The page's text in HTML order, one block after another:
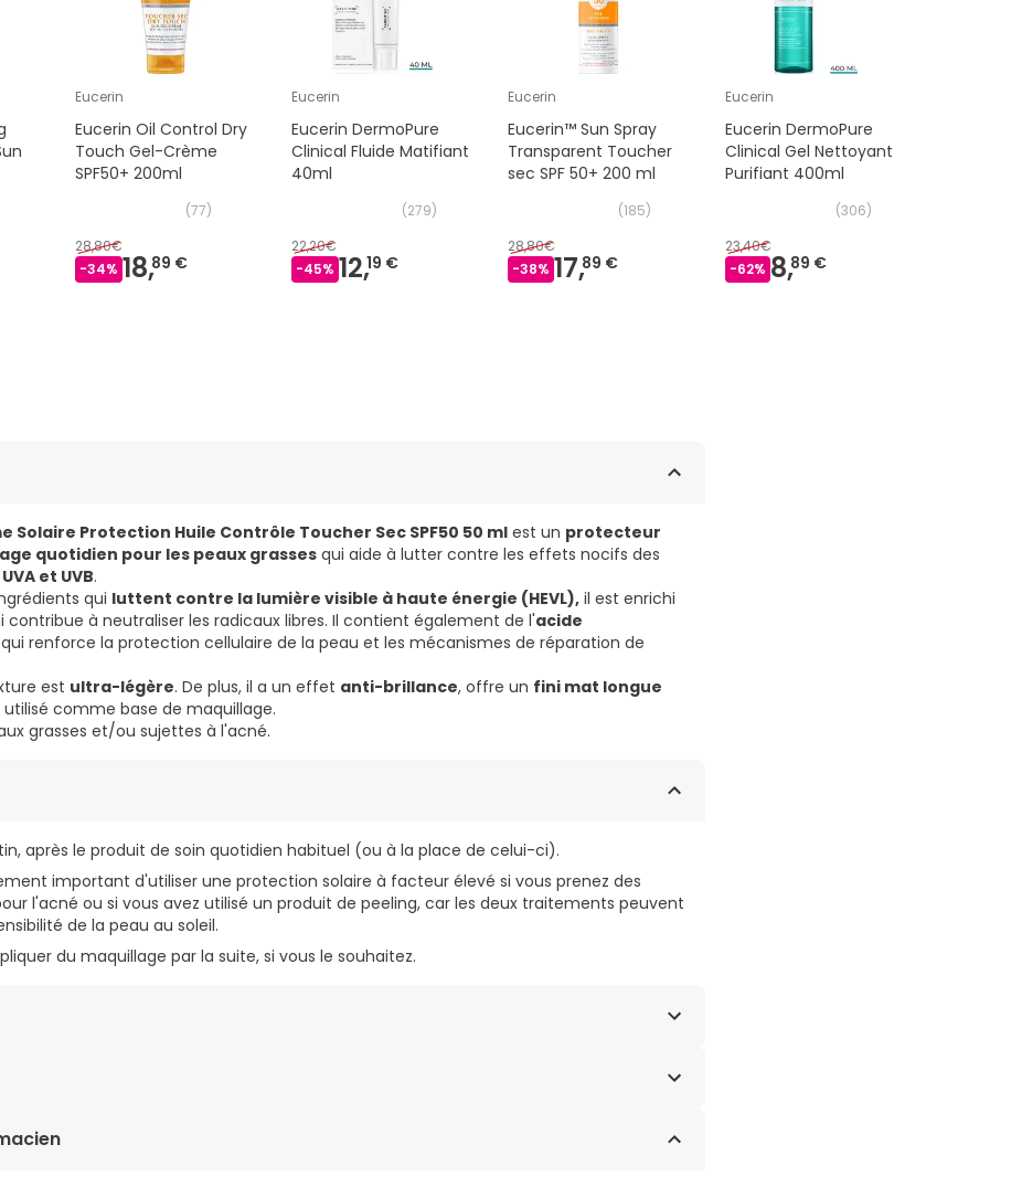
Eucerin
Eucerin Oil Control Dry
Touch Gel-Crème
SPF50+ 200ml
(77)
28,80€
-34% 18,89 €
Eucerin
Eucerin DermoPure
Clinical Fluide Matifiant
40ml
(279)
22,20€
-45% 12,19 €
Eucerin
Eucerin™ Sun Spray
Transparent Toucher
sec SPF 50+ 200 ml
(185)
28,80€
-38% 17,89 €
Eucerin
Eucerin DermoPure
Clinical Gel Nettoyant
Purifiant 400ml
(306)
23,40€
-62% 8,89 €
Solaire Protection Huile Contrôle Toucher Sec SPF50 50 ml est un protecteur
quotidien pour les peaux grasses qui aide à lutter contre les effets nocifs des
et UVB.
qui luttent contre la lumière visible à haute énergie (HEVL), il est enrichi
contribue à neutraliser les radicaux libres. Il contient également de l'acide
renforce la protection cellulaire de la peau et les mécanismes de réparation de
est ultra-légère. De plus, il a un effet anti-brillance, offre un fini mat longue
comme base de maquillage.
grasses et/ou sujettes à l'acné.
après le produit de soin quotidien habituel (ou à la place de celui-ci).
important d'utiliser une protection solaire à facteur élevé si vous prenez des
l'acné ou si vous avez utilisé un produit de peeling, car les deux traitements peuvent
de la peau au soleil.
du maquillage par la suite, si vous le souhaitez.
BUTYL METHOXYDIBENZOYLMETHANE, ETHYLHEXYL
GLYCYRRHETINIC ACID, GLYCYRRHIZA INFLATA ROOT EXTRACT, SODIUM STEAROYL